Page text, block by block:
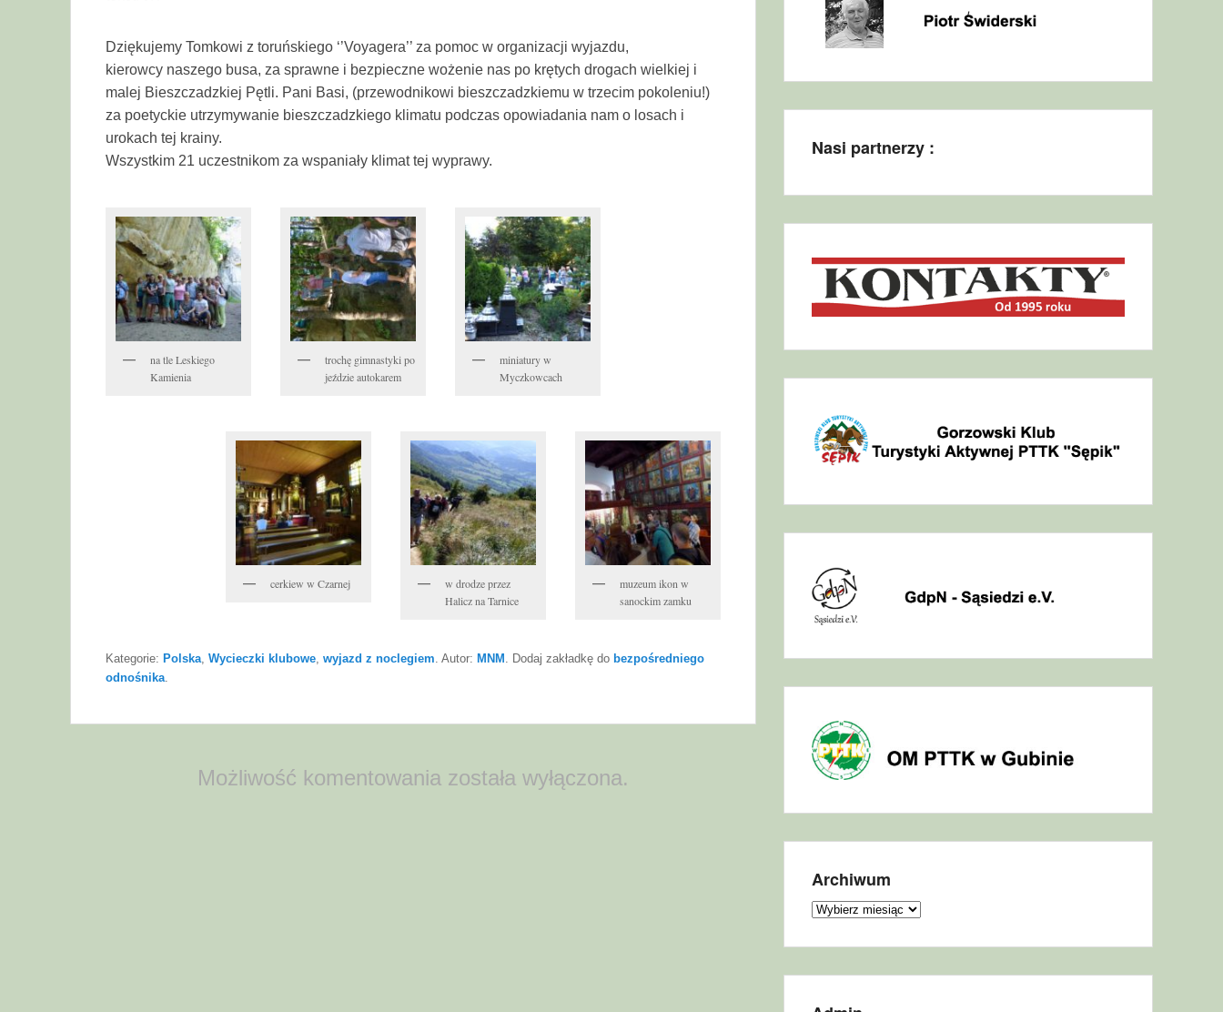
Dziękujemy Tomkowi z toruńskiego ‘’Voyagera’’ za pomoc w organizacji wyjazdu,
kierowcy naszego busa, za sprawne i bezpieczne wożenie nas po krętych drogach wielkiej i
malej Bieszczadzkiej Pętli. Pani Basi, (przewodnikowi bieszczadzkiemu w trzecim pokoleniu!)
za poetyckie utrzymywanie bieszczadzkiego klimatu podczas opowiadania nam o losach i
urokach tej krainy.
Wszystkim 21 uczestnikom za wspaniały klimat tej wyprawy.
na tle Leskiego
Kamienia
trochę gimnastyki po
jeździe autokarem
miniatury w
Myczkowcach
muzeum ikon w
sanockim zamku
w drodze przez
Halicz na Tarnice
cerkiew w Czarnej
Kategorie: Polska, Wycieczki klubowe, wyjazd z noclegiem. Autor: MNM . Dodaj zakładkę do bezpośredniego
odnośnika.
Możliwość komentowania została wyłączona.
Nasi partnerzy :
Archiwum
Archiwum